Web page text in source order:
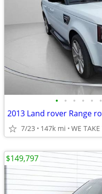
• • • • • •
7/23 147k mi WE
$149,797